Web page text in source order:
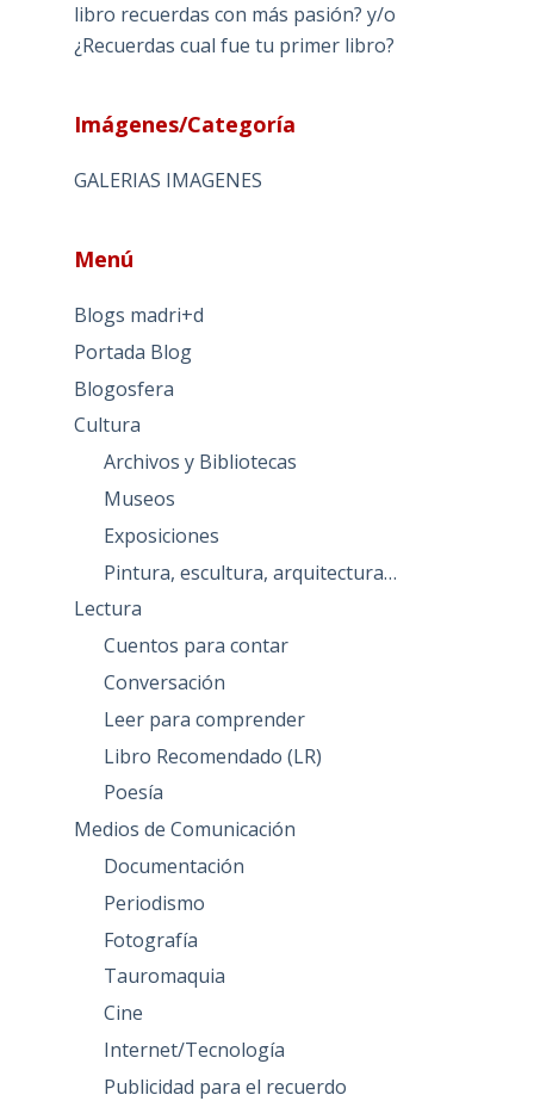
libro recuerdas con más pasión? y/o
¿Recuerdas cual fue tu primer libro?
Imágenes/Categoría
GALERIAS IMAGENES
Menú
Blogs madri+d
Portada Blog
Blogosfera
Cultura
Archivos y Bibliotecas
Museos
Exposiciones
Pintura, escultura, arquitectura…
Lectura
Cuentos para contar
Conversación
Leer para comprender
Libro Recomendado (LR)
Poesía
Medios de Comunicación
Documentación
Periodismo
Fotografía
Tauromaquia
Cine
Internet/Tecnología
Publicidad para el recuerdo